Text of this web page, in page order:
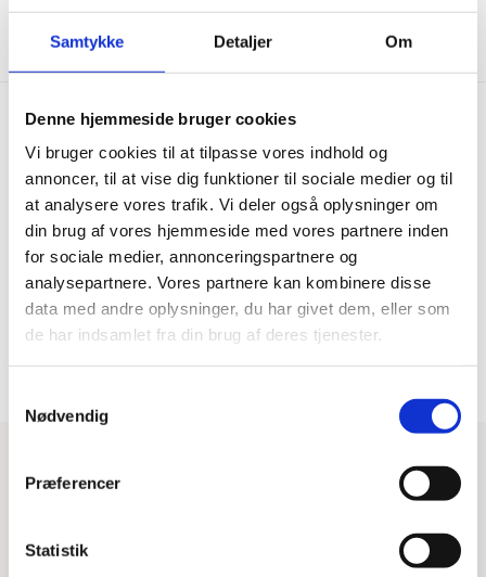
Samtykke Detaljer Om
Denne hjemmeside bruger cookies
Vi bruger cookies til at tilpasse vores indhold og
annoncer, til at vise dig funktioner til sociale medier og til
at analysere vores trafik. Vi deler også oplysninger om
din brug af vores hjemmeside med vores partnere inden
for sociale medier, annonceringspartnere og
analysepartnere. Vores partnere kan kombinere disse
data med andre oplysninger, du har givet dem, eller som
de har indsamlet fra din brug af deres tjenester.
Nødvendig
Præferencer
Statistik
Vis mere
Prisgaranti
Vi har Danmarks billigste priser
på kvalitetsgulve!
Hurtig levering
Bestil inden kl. 15.00 – vi
afsender samme dag, når
100% dansk webshop
lokal service og gulveksperter.
Besøg vores butikker
Besøg vores showrooms og få
kompetent rådgivning.
Har du brug for hjælp?